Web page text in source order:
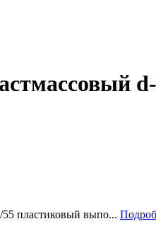
пластиковый выпо...